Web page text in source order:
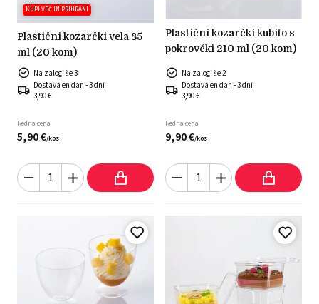
KUPI VEČ IN PRIHRANI
plastični kozarčki vela 85
ml (20 kom)
Na zalogi še 3
Dostava en dan - 3 dni
3,90 €
Redna cena
5,90€/kos
plastični kozarčki kubito s
pokrovčki 210 ml (20 kom)
Na zalogi še 2
Dostava en dan - 3 dni
3,90 €
Redna cena
9,90€/kos